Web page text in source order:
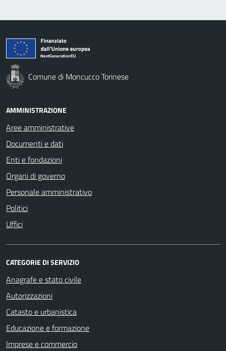
Comune di Moncucco Torinese
AMMINISTRAZIONE
Aree amministrative
Documenti e dati
Enti e fondazioni
Organi di governo
Personale amministrativo
Politici
Uffici
CATEGORIE DI SERVIZIO
Anagrafe e stato civile
Autorizzazioni
Catasto e urbanistica
Educazione e formazione
Imprese e commercio